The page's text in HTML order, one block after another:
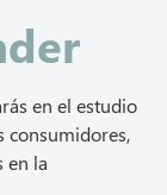
en el estudio
consumidores,
en la